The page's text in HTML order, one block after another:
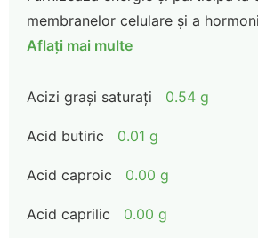
membranelor celulare și a
Aflați mai multe
Acizi grași saturați 0.54 g
Acid butiric 0.01 g
Acid caproic 0.00 g
Acid caprilic 0.00 g